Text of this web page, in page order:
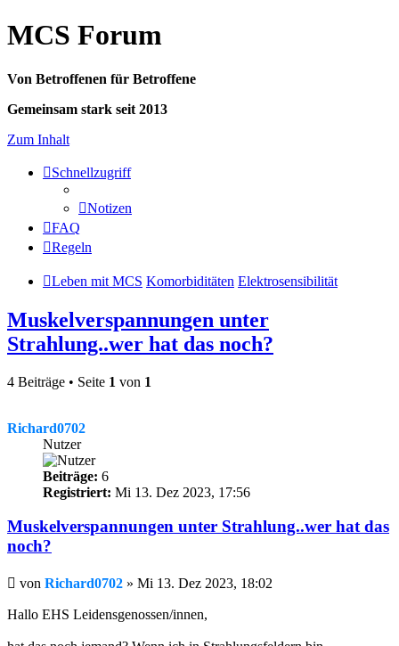
MCS Forum
Von Betroffenen für Betroffene
Gemeinsam stark seit 2013
Zum Inhalt
Schnellzugriff
Notizen
FAQ
Regeln
Leben mit MCS Komorbiditäten Elektrosensibilität
Muskelverspannungen unter
Strahlung..wer hat das noch?
4 Beiträge • Seite 1 von 1
Richard0702
Nutzer
Beiträge: 6
Registriert: Mi 13. Dez 2023, 17:56
Muskelverspannungen unter Strahlung..wer hat das
noch?
Beitrag
von Richard0702 » Mi 13. Dez 2023, 18:02
Hallo EHS Leidensgenossen/innen,